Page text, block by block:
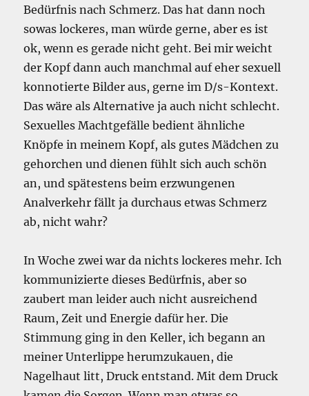
Bedürfnis nach Schmerz. Das hat dann noch
sowas lockeres, man würde gerne, aber es ist
ok, wenn es gerade nicht geht. Bei mir weicht
der Kopf dann auch manchmal auf eher sexuell
konnotierte Bilder aus, gerne im D/s-Kontext.
Das wäre als Alternative ja auch nicht schlecht.
Sexuelles Machtgefälle bedient ähnliche
Knöpfe in meinem Kopf, als gutes Mädchen zu
gehorchen und dienen fühlt sich auch schön
an, und spätestens beim erzwungenen
Analverkehr fällt ja durchaus etwas Schmerz
ab, nicht wahr?
In Woche zwei war da nichts lockeres mehr. Ich
kommunizierte dieses Bedürfnis, aber so
zaubert man leider auch nicht ausreichend
Raum, Zeit und Energie dafür her. Die
Stimmung ging in den Keller, ich begann an
meiner Unterlippe herumzukauen, die
Nagelhaut litt, Druck entstand. Mit dem Druck